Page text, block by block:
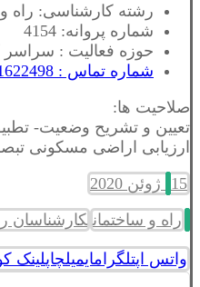
رشته کارشناسی: راه
شماره پروانه: 4154
حوزه فعالیت : سراسر
شماره تماس : 09171622498
صلاحیت ها:
تعيين و تشريح وضعيت-
ارزیابی اراضی مسکونی
15 ژوئن 2020
راه و ساختمان کارشناسان
واتس اپتلگرامایمیلچاپلینک